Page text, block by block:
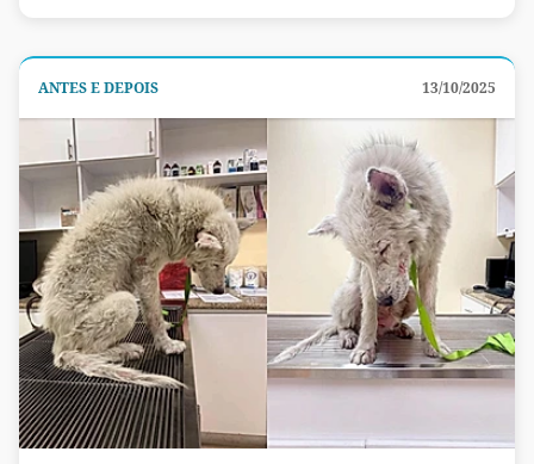
ANTES E DEPOIS 13/10/2025